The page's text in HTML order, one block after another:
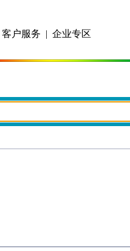
客户服务 | 企业专区